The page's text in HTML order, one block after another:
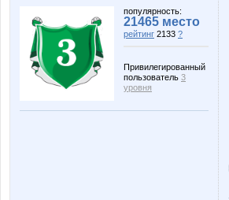
популярность:
21465 место
рейтинг 2133 ?
Привилегированный
пользователь 3
уровня